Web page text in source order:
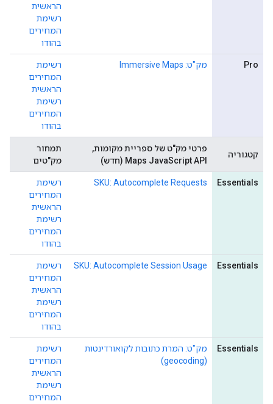
הראשית
רשימת
המחירים
בהודו
Pro מק"ט: Immersive Maps
רשימת
המחירים
הראשית
רשימת
המחירים
בהודו
קטגוריה
פרטי מק"ט של ספריית מקומות,
Maps JavaScript API (חדש)
תמחור
מק"טים
Essentials
SKU: Autocomplete Requests
רשימת
המחירים
הראשית
רשימת
המחירים
בהודו
Essentials
SKU: Autocomplete Session Usage
רשימת
המחירים
הראשית
רשימת
המחירים
בהודו
Essentials
מק"ט: המרת כתובות לקואורדינטות
(geocoding)
רשימת
המחירים
הראשית
רשימת
המחירים